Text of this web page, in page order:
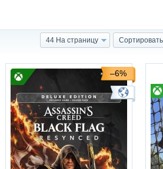
44 На страницу
–6%